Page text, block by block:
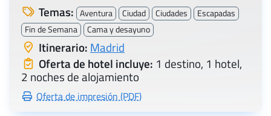
Temas: Aventura Ciudad Ciudades
Escapadas
Fin de Semana
Cama y desayuno
Itinerario: Madrid
Oferta de hotel incluye: 1 destino, 1 hotel,
2 noches de alojamiento
Oferta de impresión (PDF)